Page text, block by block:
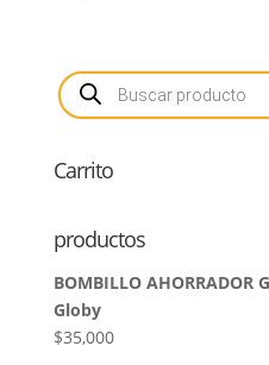
Búsqueda
de
productos
Carrito
productos
BOMBILLO AHORRADOR
Globy
$35,000